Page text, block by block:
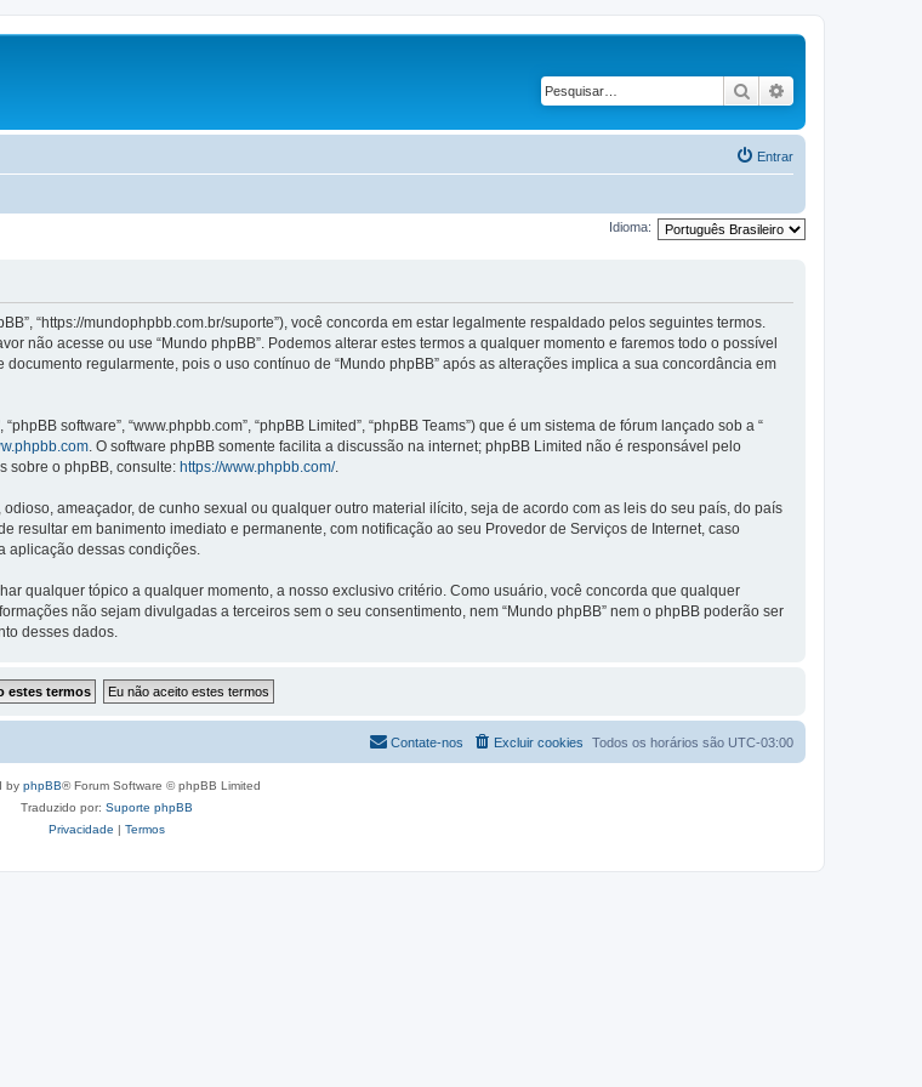
Pesquisar
Entrar
Idioma:
“https://mundophpbb.com.br/suporte”), você concorda em estar legalmente respaldado pelos seguintes termos.
não acesse ou use “Mundo phpBB”. Podemos alterar estes termos a qualquer momento e faremos todo o possível
regularmente, pois o uso contínuo de “Mundo phpBB” após as alterações implica a sua concordância em
software”, “www.phpbb.com”, “phpBB Limited”, “phpBB Teams”) que é um sistema de fórum lançado sob a “
. O software phpBB somente facilita a discussão na internet; phpBB Limited não é responsável pelo
sobre o phpBB, consulte: https://www.phpbb.com/.
ameaçador, de cunho sexual ou qualquer outro material ilícito, seja de acordo com as leis do seu país, do país
resultar em banimento imediato e permanente, com notificação ao seu Provedor de Serviços de Internet, caso
aplicação dessas condições.
qualquer tópico a qualquer momento, a nosso exclusivo critério. Como usuário, você concorda que qualquer
não sejam divulgadas a terceiros sem o seu consentimento, nem “Mundo phpBB” nem o phpBB poderão ser
desses dados.
Todos os horários são UTC-03:00
Excluir cookies
Contate-nos
by phpBB® Forum Software © phpBB Limited
Traduzido por: Suporte phpBB
Privacidade | Termos